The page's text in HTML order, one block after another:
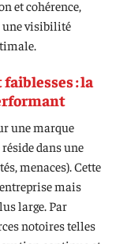
et cohérence,
une visibilité
: la
une marque
dans une
menaces). Cette
mais
large. Par
notoires telles